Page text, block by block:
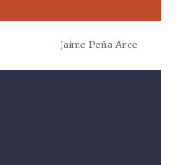
Jaime Peña Arce